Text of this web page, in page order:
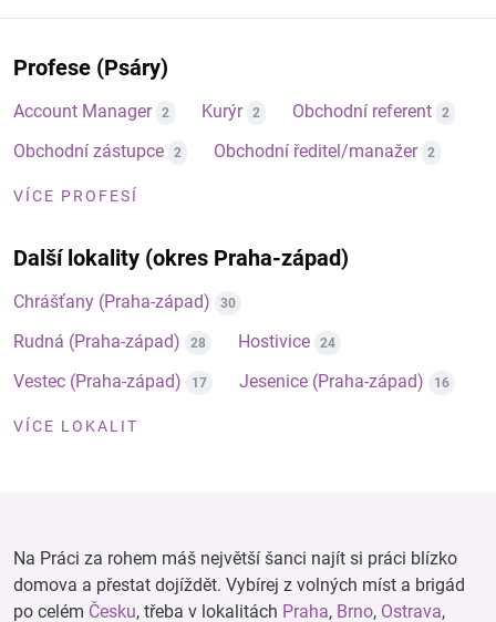
Profese (Psáry)
Account Manager 2 Kurýr 2 Obchodní referent 2
Obchodní zástupce 2 Obchodní ředitel/manažer 2
VÍCE PROFESÍ
Další lokality (okres Praha-západ)
Chrášťany (Praha-západ) 30
Rudná (Praha-západ) 28 Hostivice 24
Vestec (Praha-západ) 17 Jesenice (Praha-západ) 16
VÍCE LOKALIT
Na Práci za rohem máš největší šanci najít si práci blízko
domova a přestat dojíždět. Vybírej z volných míst a brigád
po celém Česku, třeba v lokalitách Praha, Brno, Ostrava,